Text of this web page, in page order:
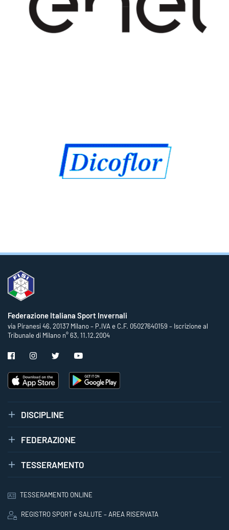
Federazione Italiana Sport Invernali
via Piranesi 46, 20137 Milano – P.IVA e C.F. 05027640159 – Iscrizione al
Tribunale di Milano n° 63, 11.12.2004
DISCIPLINE
FEDERAZIONE
TESSERAMENTO
TESSERAMENTO ONLINE
REGISTRO SPORT e SALUTE – AREA RISERVATA